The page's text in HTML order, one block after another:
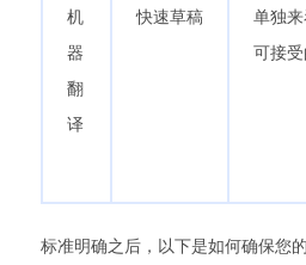
机
器
翻
译
快速草稿
单独
可接
标准明确之后，以下是如何确保您